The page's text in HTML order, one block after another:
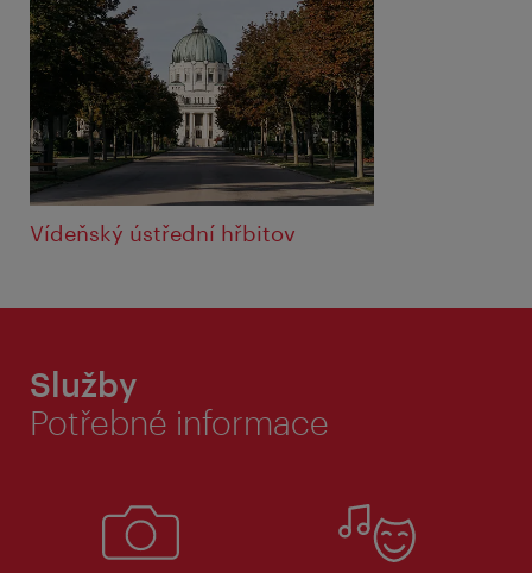
Vídeňský ústřední hřbitov
Služby
Potřebné informace